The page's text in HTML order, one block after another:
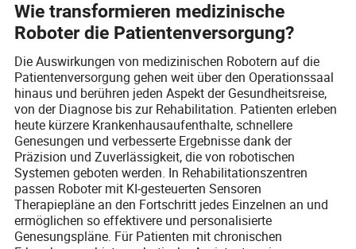
Wie transformieren medizinische
Roboter die Patientenversorgung?
Die Auswirkungen von medizinischen Robotern auf die
Patientenversorgung gehen weit über den Operationssaal
hinaus und berühren jeden Aspekt der Gesundheitsreise,
von der Diagnose bis zur Rehabilitation. Patienten erleben
heute kürzere Krankenhausaufenthalte, schnellere
Genesungen und verbesserte Ergebnisse dank der
Präzision und Zuverlässigkeit, die von robotischen
Systemen geboten werden. In Rehabilitationszentren
passen Roboter mit KI-gesteuerten Sensoren
Therapiepläne an den Fortschritt jedes Einzelnen an und
ermöglichen so effektivere und personalisierte
Genesungspläne. Für Patienten mit chronischen